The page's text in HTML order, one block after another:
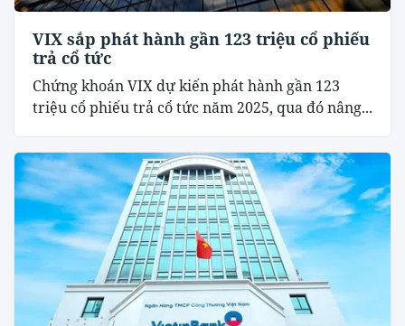
VIX sắp phát hành gần 123 triệu cổ phiếu
trả cổ tức
Chứng khoán VIX dự kiến phát hành gần 123
triệu cổ phiếu trả cổ tức năm 2025, qua đó nâng...